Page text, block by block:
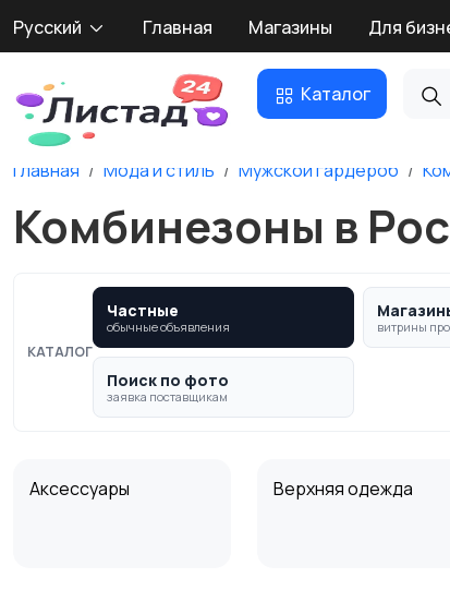
Русский Главная Магазины Для
Каталог
Главная Мода и стиль Мужской гардероб
Комбинезоны в
КАТАЛОГ
Частные
обычные объявления витрины
Поиск по фото
заявка поставщикам
Аксессуары Верхняя одежда